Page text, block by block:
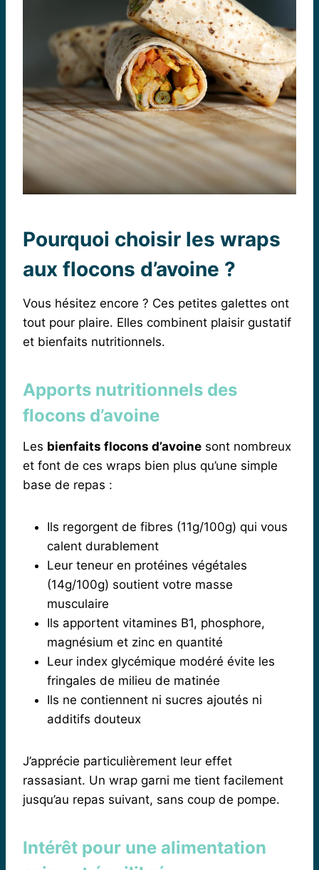
Pourquoi choisir les wraps
aux flocons d’avoine ?
Vous hésitez encore ? Ces petites galettes ont
tout pour plaire. Elles combinent plaisir gustatif
et bienfaits nutritionnels.
Apports nutritionnels des
flocons d’avoine
Les bienfaits flocons d’avoine sont nombreux
et font de ces wraps bien plus qu’une simple
base de repas :
Ils regorgent de fibres (11g/100g) qui vous
calent durablement
Leur teneur en protéines végétales
(14g/100g) soutient votre masse
musculaire
Ils apportent vitamines B1, phosphore,
magnésium et zinc en quantité
Leur index glycémique modéré évite les
fringales de milieu de matinée
Ils ne contiennent ni sucres ajoutés ni
additifs douteux
J’apprécie particulièrement leur effet
rassasiant. Un wrap garni me tient facilement
jusqu’au repas suivant, sans coup de pompe.
Intérêt pour une alimentation